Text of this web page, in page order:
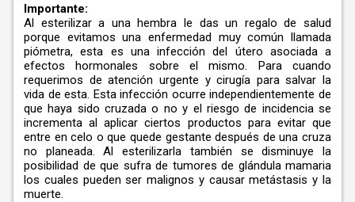
Importante:
Al esterilizar a una hembra le das un regalo de salud
porque evitamos una enfermedad muy común llamada
piómetra, esta es una infección del útero asociada a
efectos hormonales sobre el mismo. Para cuando
requerimos de atención urgente y cirugía para salvar la
vida de esta. Esta infección ocurre independientemente de
que haya sido cruzada o no y el riesgo de incidencia se
incrementa al aplicar ciertos productos para evitar que
entre en celo o que quede gestante después de una cruza
no planeada. Al esterilizarla también se disminuye la
posibilidad de que sufra de tumores de glándula mamaria
los cuales pueden ser malignos y causar metástasis y la
muerte.